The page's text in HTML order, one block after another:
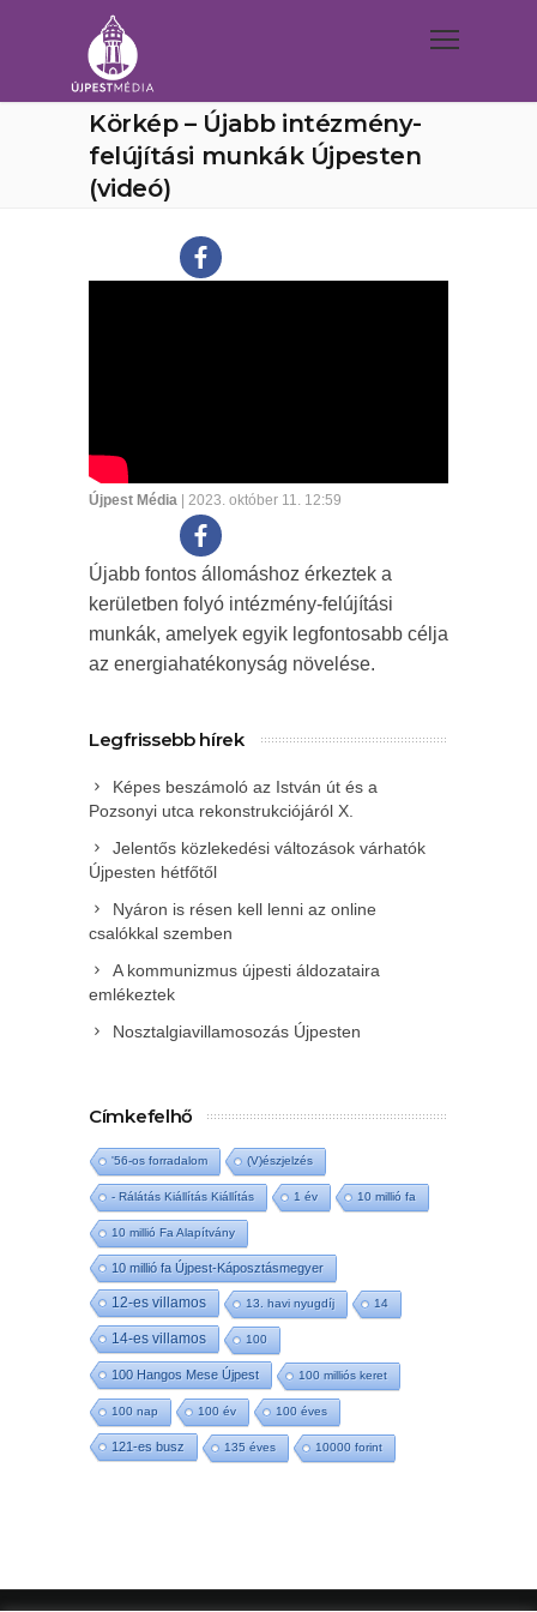
Körkép – Újabb intézmény-
felújítási munkák Újpesten
(videó)
Újpest Média | 2023. október 11. 12:59
Újabb fontos állomáshoz érkeztek a
kerületben folyó intézmény-felújítási
munkák, amelyek egyik legfontosabb célja
az energiahatékonyság növelése.
Legfrissebb hírek
Képes beszámoló az István út és a
Pozsonyi utca rekonstrukciójáról X.
Jelentős közlekedési változások várhatók
Újpesten hétfőtől
Nyáron is résen kell lenni az online
csalókkal szemben
A kommunizmus újpesti áldozataira
emlékeztek
Nosztalgiavillamosozás Újpesten
Címkefelhő
'56-os forradalom (V)észjelzés
- Rálátás Kiállítás Kiállítás 1 év 10 millió fa
10 millió Fa Alapítvány
10 millió fa Újpest-Káposztásmegyer
12-es villamos 13. havi nyugdíj 14
14-es villamos 100
100 Hangos Mese Újpest 100 milliós keret
100 nap 100 év 100 éves
121-es busz 135 éves 10000 forint